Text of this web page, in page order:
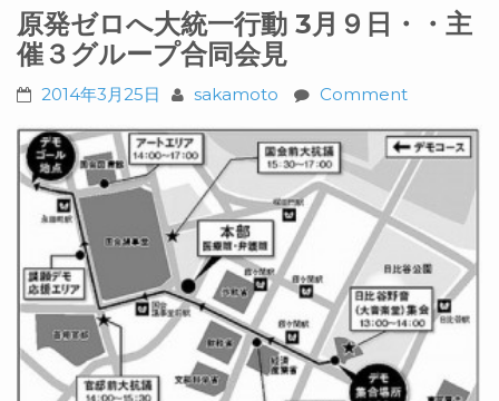
原発ゼロへ大統一行動 3月９日・・主
催３グループ合同会見
2014年3月25日 sakamoto Comment